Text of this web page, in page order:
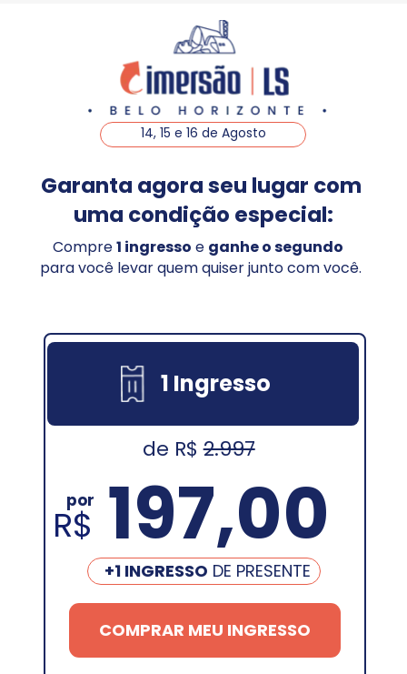
14, 15 e 16 de Agosto
Garanta agora seu lugar com
uma condição especial:
Compre 1 ingresso e ganhe o segundo
para você levar quem quiser junto com você.
1 Ingresso
de R$ 2.997
197,00
por
R$
+1 INGRESSO DE PRESENTE
COMPRAR MEU INGRESSO